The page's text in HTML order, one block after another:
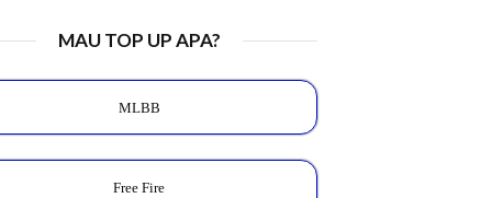
MAU TOP UP APA?
MLBB
Free Fire